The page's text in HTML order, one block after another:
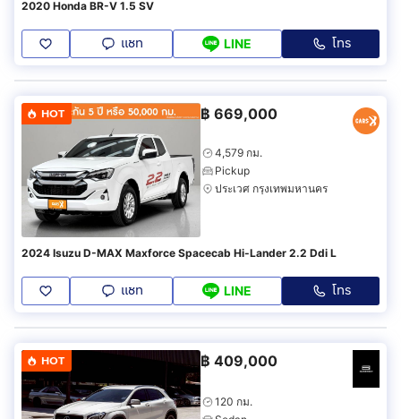
2020 Honda BR-V 1.5 SV
แชท LINE โทร
HOT ฿ 669,000
4,579 กม.
Pickup
ประเวศ กรุงเทพมหานคร
2024 Isuzu D-MAX Maxforce Spacecab Hi-Lander 2.2 Ddi L
แชท LINE โทร
HOT ฿ 409,000
120 กม.